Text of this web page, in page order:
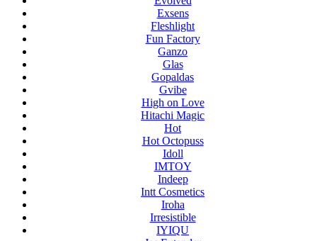
Exsens
Fleshlight
Fun Factory
Ganzo
Glas
Gopaldas
Gvibe
High on Love
Hitachi Magic
Hot
Hot Octopuss
Idoll
IMTOY
Indeep
Intt Cosmetics
Iroha
Irresistible
IYIQU